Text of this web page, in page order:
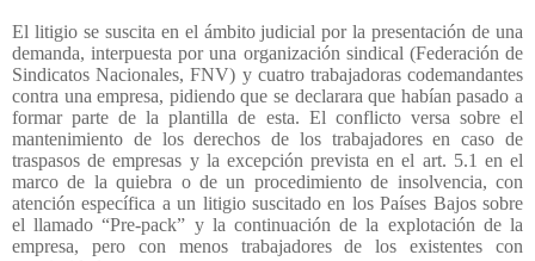
El litigio se suscita en el ámbito judicial por la presentación de una
demanda, interpuesta por una organización sindical (Federación de
Sindicatos Nacionales, FNV) y cuatro trabajadoras codemandantes
contra una empresa, pidiendo que se declarara que habían pasado a
formar parte de la plantilla de esta. El conflicto versa sobre el
mantenimiento de los derechos de los trabajadores en caso de
traspasos de empresas y la excepción prevista en el art. 5.1 en el
marco de la quiebra o de un procedimiento de insolvencia, con
atención específica a un litigio suscitado en los Países Bajos sobre
el llamado “Pre-pack” y la continuación de la explotación de la
empresa, pero con menos trabajadores de los existentes con